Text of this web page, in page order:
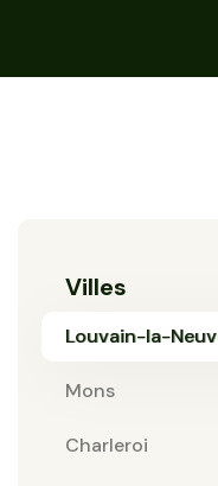
Villes
Louvain-la-
Mons
Charleroi